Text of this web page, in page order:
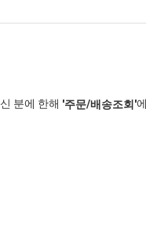
분에 한해 '주문/배송조회'